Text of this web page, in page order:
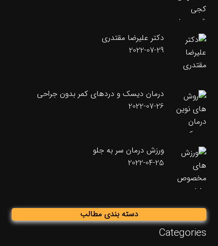
دکتر علیرضا مقتدری
2022-07-29
درمان دیسک و دردهای کمر بدون جراحی
2022-07-26
ورزش درمان سر به جلو
2022-04-25
دسته بندی مطالب
Categories